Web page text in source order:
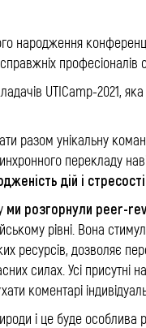
народження
професіоналів
UTICamp-2021,
разом унікальну
перекладу
дій і
ми розгорнули peer-
рівні. Вона
ресурсів, дозволяє
силах. Усі присутні
коментарі
і це буде особлива